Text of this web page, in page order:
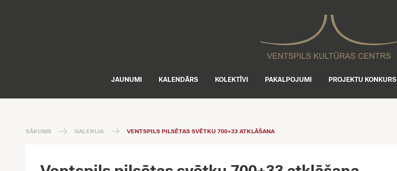
JAUNUMI KALENDĀRS KOLEKTĪVI PAKALPOJUMI PROJEKTU KONKURSI
SĀKUMS GALERIJA VENTSPILS PILSĒTAS SVĒTKU 700+33 ATKLĀŠANA